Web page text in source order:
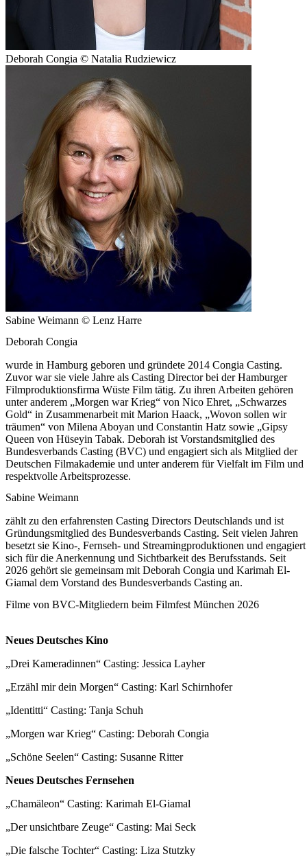
Deborah Congia © Natalia Rudziewicz
Sabine Weimann © Lenz Harre
Deborah Congia
wurde in Hamburg geboren und gründete 2014 Congia Casting.
Zuvor war sie viele Jahre als Casting Director bei der Hamburger
Filmproduktionsfirma Wüste Film tätig. Zu ihren Arbeiten gehören
unter anderem „Morgen war Krieg“ von Nico Ehret, „Schwarzes
Gold“ in Zusammenarbeit mit Marion Haack, „Wovon sollen wir
träumen“ von Milena Aboyan und Constantin Hatz sowie „Gipsy
Queen von Hüseyin Tabak. Deborah ist Vorstandsmitglied des
Bundesverbands Casting (BVC) und engagiert sich als Mitglied der
Deutschen Filmakademie und unter anderem für Vielfalt im Film und
respektvolle Arbeitsprozesse.
Sabine Weimann
zählt zu den erfahrensten Casting Directors Deutschlands und ist
Gründungsmitglied des Bundesverbands Casting. Seit vielen Jahren
besetzt sie Kino-, Fernseh- und Streamingproduktionen und engagiert
sich für die Anerkennung und Sichtbarkeit des Berufsstands. Seit
2026 gehört sie gemeinsam mit Deborah Congia und Karimah El-
Giamal dem Vorstand des Bundesverbands Casting an.
Filme von BVC-Mitgliedern beim Filmfest München 2026
Neues Deutsches Kino
„Drei Kameradinnen“ Casting: Jessica Layher
„Erzähl mir dein Morgen“ Casting: Karl Schirnhofer
„Identitti“ Casting: Tanja Schuh
„Morgen war Krieg“ Casting: Deborah Congia
„Schöne Seelen“ Casting: Susanne Ritter
Neues Deutsches Fernsehen
„Chamäleon“ Casting: Karimah El-Giamal
„Der unsichtbare Zeuge“ Casting: Mai Seck
„Die falsche Tochter“ Casting: Liza Stutzky